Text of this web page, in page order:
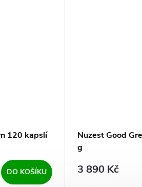
120 kapslí
DO KOŠÍKU
Nuzest Good
g
3 890 Kč